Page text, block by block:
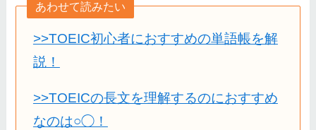
あわせて読みたい
>>TOEIC初心者におすすめの単語帳を解
説！
>>TOEICの長文を理解するのにおすすめ
なのは○◯！